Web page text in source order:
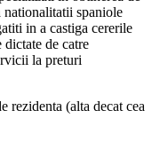
nationalitatii spaniole
in a castiga cererile
de catre
la preturi
rezidenta (alta decat cea